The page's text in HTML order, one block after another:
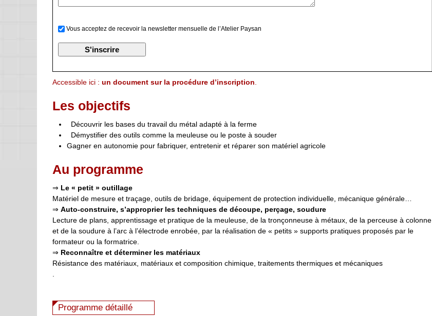
Vous acceptez de recevoir la newsletter mensuelle de l’Atelier Paysan
Accessible ici : un document sur la procédure d’inscription.
Les objectifs
Découvrir les bases du travail du métal adapté à la ferme
Démystifier des outils comme la meuleuse ou le poste à souder
Gagner en autonomie pour fabriquer, entretenir et réparer son matériel agricole
Au programme
⇒ Le « petit » outillage
Matériel de mesure et traçage, outils de bridage, équipement de protection individuelle, mécanique générale…
⇒ Auto-construire, s’approprier les techniques de découpe, perçage, soudure
Lecture de plans, apprentissage et pratique de la meuleuse, de la tronçonneuse à métaux, de la perceuse à colonne
et de la soudure à l’arc à l’électrode enrobée, par la réalisation de « petits » supports pratiques proposés par le
formateur ou la formatrice.
⇒ Reconnaître et déterminer les matériaux
Résistance des matériaux, matériaux et composition chimique, traitements thermiques et mécaniques
Programme détaillé